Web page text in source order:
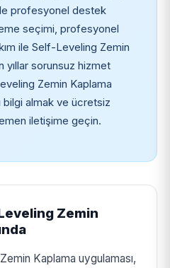
profesyonel destek
seçimi, profesyonel
ile Self-Leveling Zemin
yıllar sorunsuz hizmet
Zemin Kaplama
bilgi almak ve ücretsiz
iletişime geçin.
Zemin
Kaplama uygulaması,